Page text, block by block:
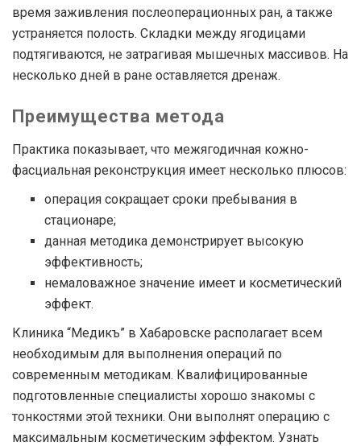
время заживления послеоперационных ран, а также
устраняется полость. Складки между ягодицами
подтягиваются, не затрагивая мышечных массивов. На
несколько дней в ране оставляется дренаж.
Преимущества метода
Практика показывает, что межягодичная кожно-
фасциальная реконструкция имеет несколько плюсов:
операция сокращает сроки пребывания в
стационаре;
данная методика демонстрирует высокую
эффективность;
немаловажное значение имеет и косметический
эффект.
Клиника “Медикъ” в Хабаровске располагает всем
необходимым для выполнения операций по
современным методикам. Квалифицированные
подготовленные специалисты хорошо знакомы с
тонкостями этой техники. Они выполнят операцию с
максимальным косметическим эффектом. Узнать